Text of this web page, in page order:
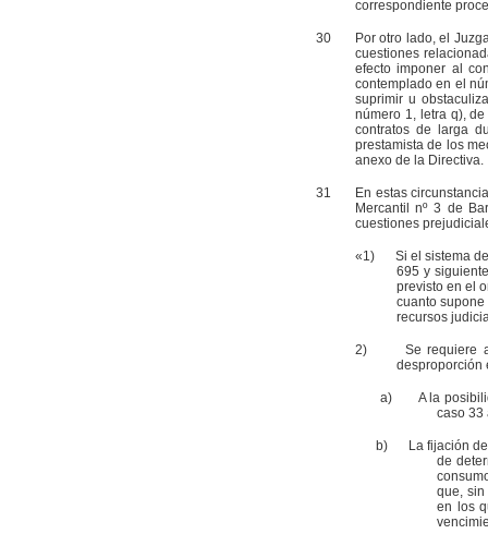
correspondiente
30Por otro lado, el
cuestiones
efecto imponer al
contemplado en el
suprimir u
número 1, letra q),
contratos de larga
prestamista de los
anexo de la Directiva.
31 En estas
Mercantil nº 3 de
cuestiones
«1) Si el sistema de
695 y
previsto en el
cuanto
recursos
2) Se requiere
desproporción
a) A la posibilidad
caso 33
b) La fijación de
de
que,
en los